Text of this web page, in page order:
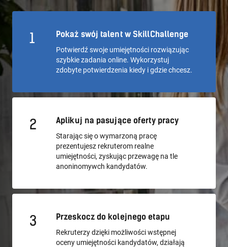
1 Pokaż swój talent w SkillChallenge
Potwierdź swoje umiejętności rozwiązując
szybkie zadania online. Wykorzystuj
zdobyte potwierdzenia kiedy i gdzie chcesz.
2 Aplikuj na pasujące oferty pracy
Starając się o wymarzoną pracę
prezentujesz rekruterom realne
umiejętności, zyskując przewagę na tle
anoninomywch kandydatów.
3 Przeskocz do kolejnego etapu
Rekruterzy dzięki możliwości wstępnej
oceny umiejętności kandydatów, działają